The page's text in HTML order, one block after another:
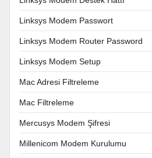
Linksys Modem Passwort
Linksys Modem Router Password
Linksys Modem Setup
Mac Adresi Filtreleme
Mac Filtreleme
Mercusys Modem Şifresi
Millenicom Modem Kurulumu